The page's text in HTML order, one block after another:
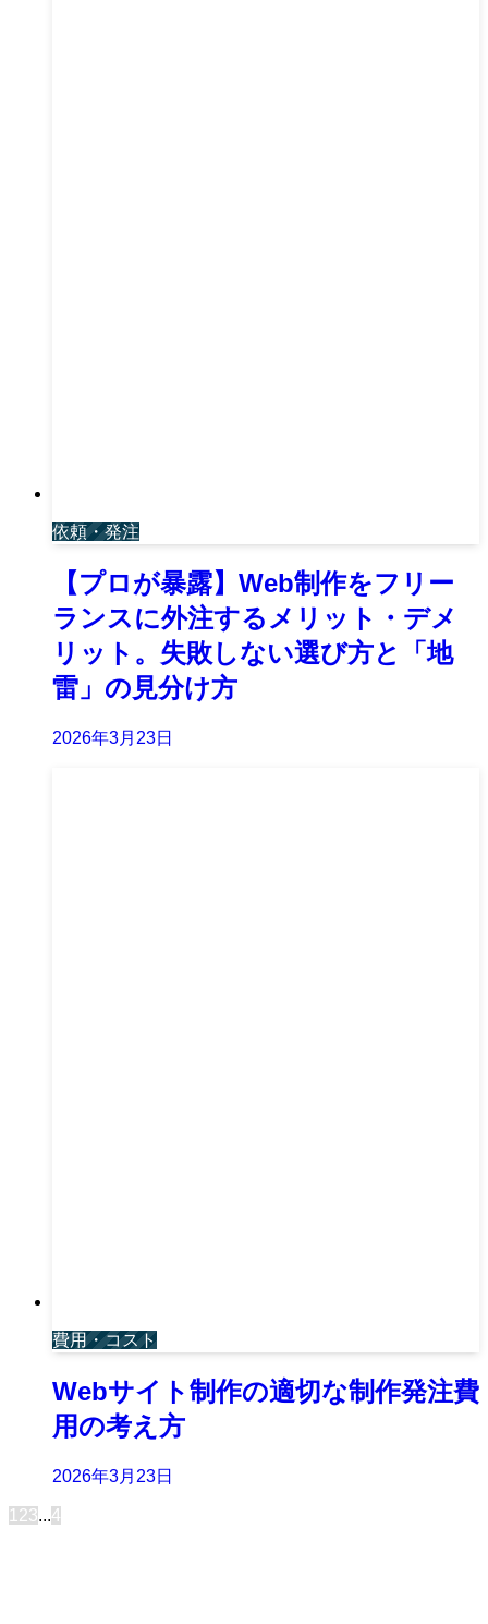
依頼・発注
【プロが暴露】Web制作をフリー
ランスに外注するメリット・デメ
リット。失敗しない選び方と「地
雷」の見分け方
2026年3月23日
費用・コスト
Webサイト制作の適切な制作発注費
用の考え方
2026年3月23日
1 23...4